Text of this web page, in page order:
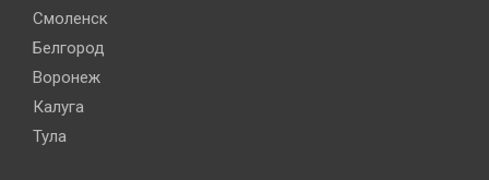
Смоленск
Белгород
Воронеж
Калуга
Тула